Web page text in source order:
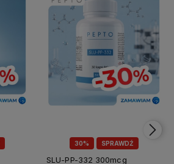
30% SPRAWDŹ
SLU-PP-332 300mcg